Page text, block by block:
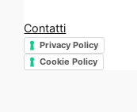
Contatti
Privacy Policy
Cookie Policy